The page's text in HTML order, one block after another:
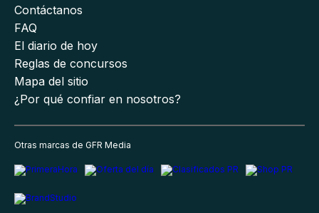
Contáctanos
FAQ
El diario de hoy
Reglas de concursos
Mapa del sitio
¿Por qué confiar en nosotros?
Otras marcas de GFR Media